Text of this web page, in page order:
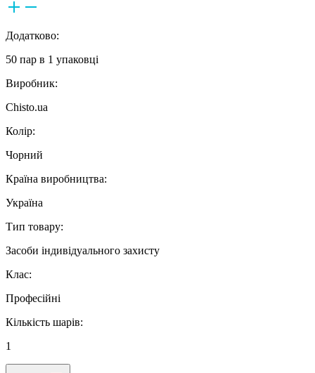
Додатково:
50 пар в 1 упаковці
Виробник:
Chisto.ua
Колір:
Чорний
Країна виробництва:
Україна
Тип товару:
Засоби індивідуального захисту
Клас:
Професійні
Кількість шарів:
1